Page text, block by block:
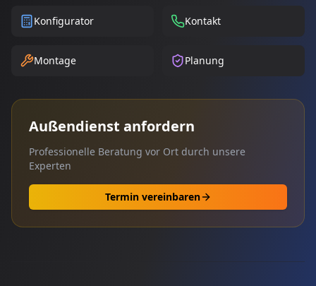
Konfigurator Kontakt
Montage Planung
Außendienst anfordern
Professionelle Beratung vor Ort durch unsere
Experten
Termin vereinbaren